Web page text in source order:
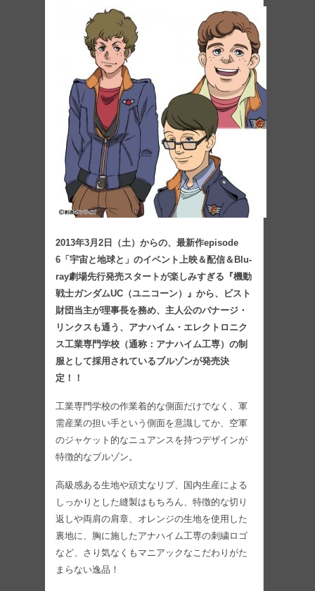
2013年3月2日（土）からの、最新作episode
6「宇宙と地球と」のイベント上映＆配信＆Blu-
ray劇場先行発売スタートが楽しみすぎる『機動
戦士ガンダムUC（ユニコーン）』から、ビスト
財団当主が理事長を務め、主人公のバナージ・
リンクスも通う、アナハイム・エレクトロニク
ス工業専門学校（通称：アナハイム工専）の制
服として採用されているブルゾンが発売決
定！！
工業専門学校の作業着的な側面だけでなく、軍
需産業の担い手という側面を意識してか、空軍
のジャケット的なニュアンスを持つデザインが
特徴的なブルゾン。
高級感ある生地や頑丈なリブ、国内生産による
しっかりとした縫製はもちろん、特徴的な切り
返しや両肩の肩章、オレンジの生地を使用した
裏地に、胸に施したアナハイム工専の刺繍ロゴ
など、さり気なくもマニアックなこだわりがた
まらない逸品！